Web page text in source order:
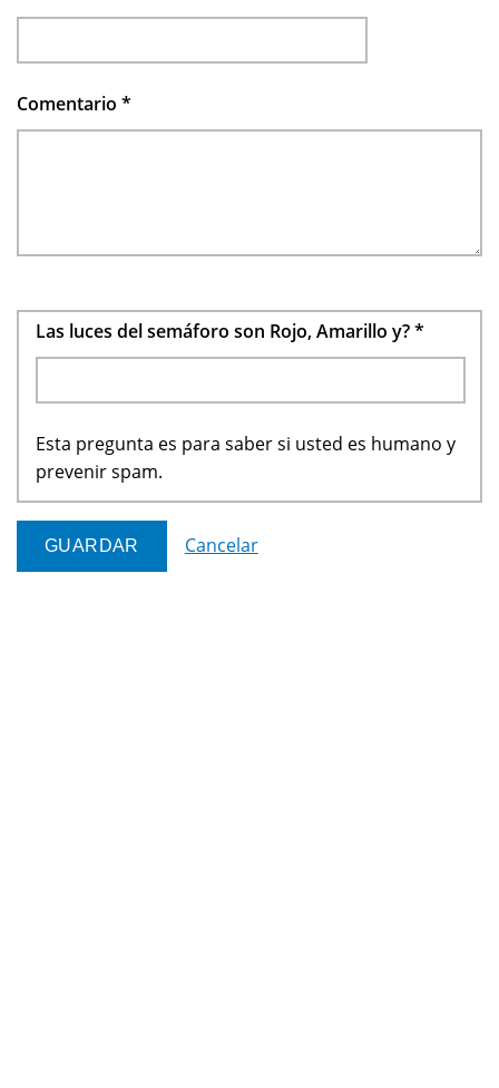
Comentario *
Las luces del semáforo son Rojo, Amarillo y?*
Esta pregunta es para saber si usted es humano y
prevenir spam.
Cancelar